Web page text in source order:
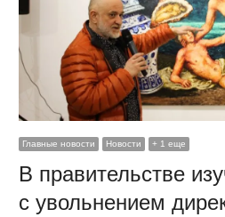
Главные новости Новости + 1 еще
В правительстве
с увольнением